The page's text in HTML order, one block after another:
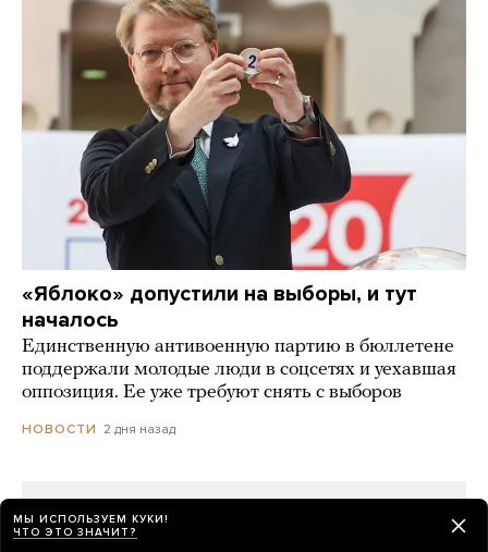
«Яблоко» допустили на выборы, и тут
началось
Единственную антивоенную партию в бюллетене
поддержали молодые люди в соцсетях и уехавшая
оппозиция. Ее уже требуют снять с выборов
НОВОСТИ 2 дня назад
МЫ ИСПОЛЬЗУЕМ КУКИ!
ЧТО ЭТО ЗНАЧИТ?